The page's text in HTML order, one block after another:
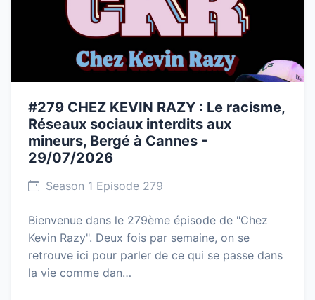
#279 CHEZ KEVIN RAZY : Le racisme,
Réseaux sociaux interdits aux
mineurs, Bergé à Cannes -
29/07/2026
Season 1 Episode 279
Bienvenue dans le 279ème épisode de "Chez
Kevin Razy". Deux fois par semaine, on se
retrouve ici pour parler de ce qui se passe dans
la vie comme dan…